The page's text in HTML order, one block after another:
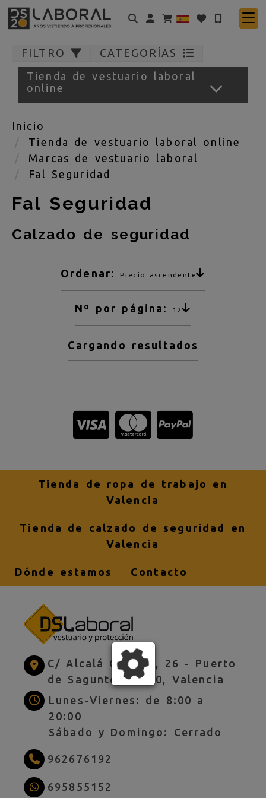
Identifícate
FILTRO
CATEGORÍAS
Tienda de vestuario laboral
online
Inicio
Tienda de vestuario laboral online
Marcas de vestuario laboral
Fal Seguridad
Fal Seguridad
Calzado de seguridad
Ordenar: Precio ascendente
Nº por página: 12
Cargando resultados
Tienda de ropa de trabajo en
Valencia
Tienda de calzado de seguridad en
Valencia
Dónde estamos Contacto
C/ Alcalá Galiano, 26 - Puerto
de Sagunto,46520, Valencia
Lunes-Viernes: de 8:00 a
20:00
Sábado y Domingo: Cerrado
962676192
695855152